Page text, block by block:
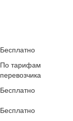
Бесплатно
По тарифам
перевозчика
Бесплатно
Бесплатно